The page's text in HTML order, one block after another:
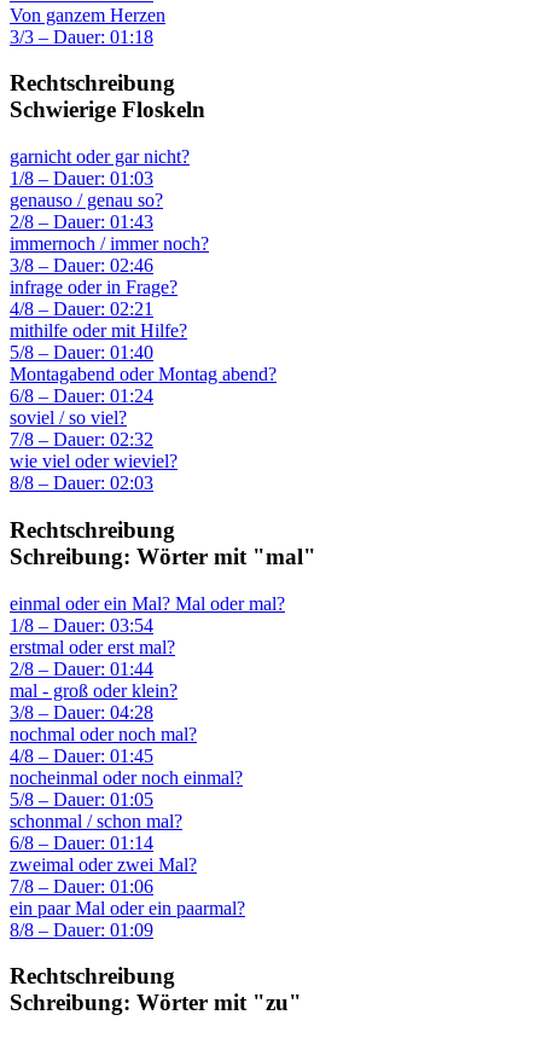
Von ganzem Herzen
3/3 – Dauer: 01:18
Rechtschreibung
Schwierige Floskeln
garnicht oder gar nicht?
1/8 – Dauer: 01:03
genauso / genau so?
2/8 – Dauer: 01:43
immernoch / immer noch?
3/8 – Dauer: 02:46
infrage oder in Frage?
4/8 – Dauer: 02:21
mithilfe oder mit Hilfe?
5/8 – Dauer: 01:40
Montagabend oder Montag abend?
6/8 – Dauer: 01:24
soviel / so viel?
7/8 – Dauer: 02:32
wie viel oder wieviel?
8/8 – Dauer: 02:03
Rechtschreibung
Schreibung: Wörter mit "mal"
einmal oder ein Mal? Mal oder mal?
1/8 – Dauer: 03:54
erstmal oder erst mal?
2/8 – Dauer: 01:44
mal - groß oder klein?
3/8 – Dauer: 04:28
nochmal oder noch mal?
4/8 – Dauer: 01:45
nocheinmal oder noch einmal?
5/8 – Dauer: 01:05
schonmal / schon mal?
6/8 – Dauer: 01:14
zweimal oder zwei Mal?
7/8 – Dauer: 01:06
ein paar Mal oder ein paarmal?
8/8 – Dauer: 01:09
Rechtschreibung
Schreibung: Wörter mit "zu"